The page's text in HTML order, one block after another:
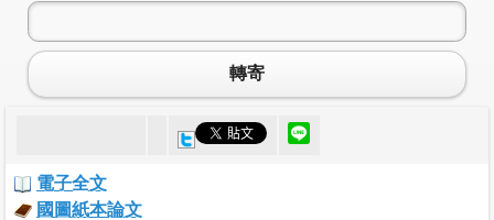
轉寄
電子全文
國圖紙本論文